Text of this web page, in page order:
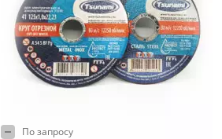
По запросу